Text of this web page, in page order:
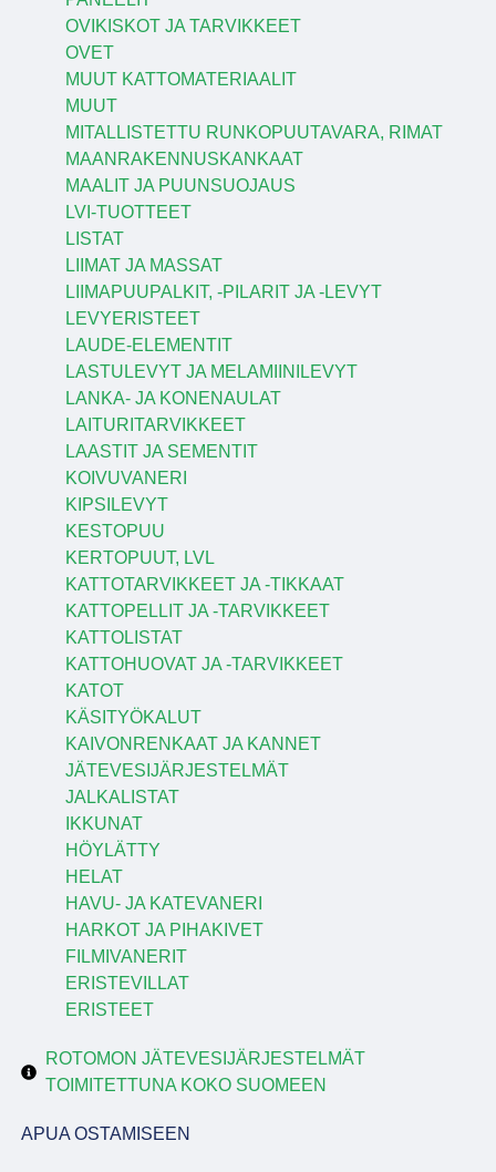
OVIKISKOT JA TARVIKKEET
OVET
MUUT KATTOMATERIAALIT
MUUT
MITALLISTETTU RUNKOPUUTAVARA, RIMAT
MAANRAKENNUSKANKAAT
MAALIT JA PUUNSUOJAUS
LVI-TUOTTEET
LISTAT
LIIMAT JA MASSAT
LIIMAPUUPALKIT, -PILARIT JA -LEVYT
LEVYERISTEET
LAUDE-ELEMENTIT
LASTULEVYT JA MELAMIINILEVYT
LANKA- JA KONENAULAT
LAITURITARVIKKEET
LAASTIT JA SEMENTIT
KOIVUVANERI
KIPSILEVYT
KESTOPUU
KERTOPUUT, LVL
KATTOTARVIKKEET JA -TIKKAAT
KATTOPELLIT JA -TARVIKKEET
KATTOLISTAT
KATTOHUOVAT JA -TARVIKKEET
KATOT
KÄSITYÖKALUT
KAIVONRENKAAT JA KANNET
JÄTEVESIJÄRJESTELMÄT
JALKALISTAT
IKKUNAT
HÖYLÄTTY
HELAT
HAVU- JA KATEVANERI
HARKOT JA PIHAKIVET
FILMIVANERIT
ERISTEVILLAT
ERISTEET
ROTOMON JÄTEVESIJÄRJESTELMÄT
TOIMITETTUNA KOKO SUOMEEN
APUA OSTAMISEEN